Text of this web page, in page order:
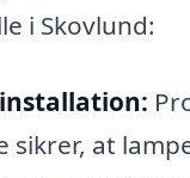
i Skovlund:
sikrer, at